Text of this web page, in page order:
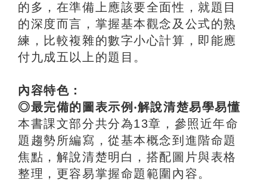
的多，在準備上應該要全面性，就題目
的深度而言，掌握基本觀念及公式的熟
練，比較複雜的數字小心計算，即能應
付九成五以上的題目。
內容特色：
◎最完備的圖表示例‧解說清楚易學易懂
本書課文部分共分為13章，參照近年命
題趨勢所編寫，從基本概念到進階命題
焦點，解說清楚明白，搭配圖片與表格
整理，更容易掌握命題範圍內容。